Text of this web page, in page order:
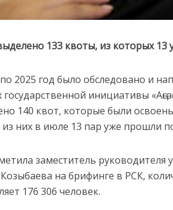
133 квоты, из которых 13
2025 год было обследовано и
государственной инициативы
140 квот, которые были
них в июле 13 пар уже прошли
заместитель руководителя
на брифинге в РСК,
176 306 человек.